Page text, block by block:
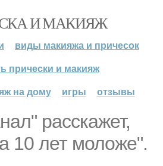
И МАКИЯЖ
виды макияжа и причесок
прически и макияж
на дому
игры отзывы
расскажет,
10 лет моложе".